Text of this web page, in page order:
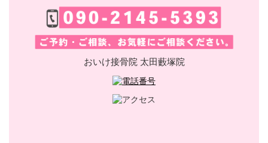
おいけ接骨院 太田藪塚院